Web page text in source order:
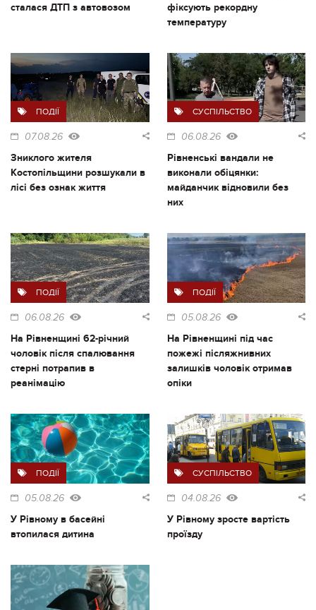
сталася ДТП з автовозом
фіксують рекордну
температуру
ПОДІЇ
07.08.26
Зниклого жителя
Костопільщини розшукали в
лісі без ознак життя
СУСПІЛЬСТВО
06.08.26
Рівненські вандали не
виконали обіцянки:
майданчик відновили без
них
ПОДІЇ
06.08.26
На Рівненщині 62-річний
чоловік після спалювання
стерні потрапив в
реанімацію
ПОДІЇ
05.08.26
На Рівненщині під час
пожежі післяжнивних
залишків чоловік отримав
опіки
ПОДІЇ
05.08.26
У Рівному в басейні
втопилася дитина
СУСПІЛЬСТВО
04.08.26
У Рівному зросте вартість
проїзду